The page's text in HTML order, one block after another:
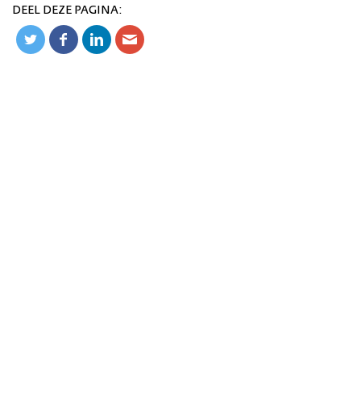
DEEL DEZE PAGINA: